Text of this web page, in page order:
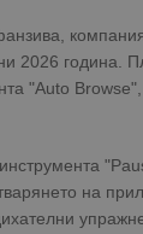
2026 година.
"Auto
на